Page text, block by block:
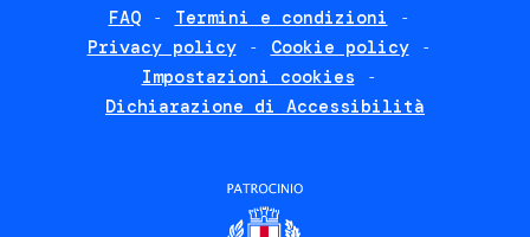
FAQ
Termini e condizioni
Privacy policy
Cookie policy
Impostazioni cookies
Dichiarazione di Accessibilità